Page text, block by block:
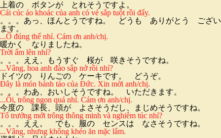
上着の ボタンが とれそうですよ。
Cái cúc áo khoác của anh có vẻ sắp tuột rồi đấy.
。。。あっ、ほんとうですね。 どうも ありがとう ござい
ます。
...Ồ đúng thế nhỉ. Cám ơn anh/chị.
暖かく なりましたね。
Trời ấm lên nhỉ?
。。。ええ、もうすぐ 桜が 咲きそうですね。
...Vâng, hoa anh đào sắp nở rồi nhỉ?
ドイツの りんごの ケーキです。 どうぞ。
Đây là món bánh táo của Đức. Xin mời anh/chị.
。。。わあ、おいしそうですね。 いただきます。
...Ôi, trông ngon quá nhỉ. Cám ơn anh/chị.
今度の 課長、頭が よさそうだし、まじめそうですね。
Tổ trưởng mới trông thông minh và nghiêm túc nhỉ?
。。。ええ。 でも、服の センスは なさそうですね。
...Vâng, nhưng không khéo ăn mặc lắm.